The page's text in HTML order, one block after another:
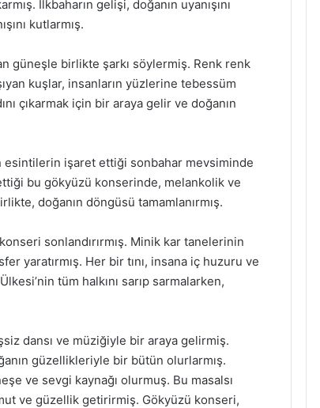
İlkbaharın gelişi, doğanın uyanışını
kutlarmış.
güneşle birlikte şarkı söylermiş. Renk renk
kuşlar, insanların yüzlerine tebessüm
çıkarmak için bir araya gelir ve doğanın
esintilerin işaret ettiği sonbahar mevsiminde
bu gökyüzü konserinde, melankolik ve
doğanın döngüsü tamamlanırmış.
sonlandırırmış. Minik kar tanelerinin
yaratırmış. Her bir tını, insana iç huzuru ve
tüm halkını sarıp sarmalarken,
dansı ve müziğiyle bir araya gelirmiş.
güzellikleriyle bir bütün olurlarmış.
ve sevgi kaynağı olurmuş. Bu masalsı
ve güzellik getirirmiş. Gökyüzü konseri,